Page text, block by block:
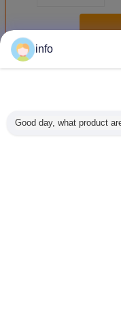
多く錬鉄ガラス
info
Good day, what product